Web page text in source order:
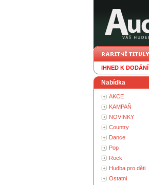
IHNED K DODÁNÍ
Nabídka
AKCE
KAMPAŇ
NOVINKY
Country
Dance
Pop
Rock
Hudba pro děti
Ostatní